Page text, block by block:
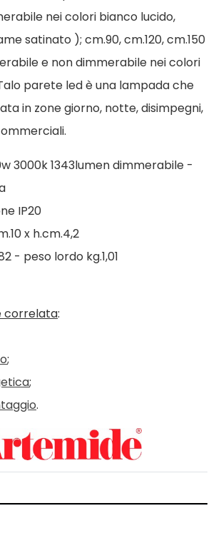
nei colori bianco lucido,
satinato ); cm.90, cm.120, cm.150
e non dimmerabile nei colori
parete led è una lampada che
in zone giorno, notte, disimpegni,
3000k 1343lumen dimmerabile -
IP20
x h.cm.4,2
- peso lordo kg.1,01
correlata:
;
;
.